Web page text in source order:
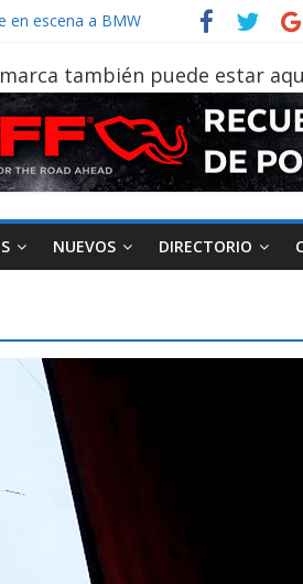
la hora de decidir
días sin usar?
en 8 días
rutas de La Vuelta
también puede estar
NUEVOS DIRECTORIO
AEADE
Movilidad
Campaña busca cambiar
destino de los
en la región